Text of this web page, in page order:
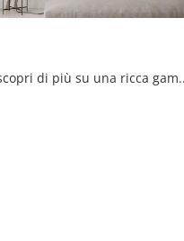
Clicca e scopri di più su una ricca